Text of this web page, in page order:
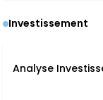
Investissement
Analyse